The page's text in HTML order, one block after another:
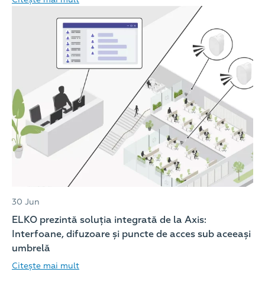
30 Jun
ELKO prezintă soluția integrată de la Axis:
Interfoane, difuzoare și puncte de acces sub aceeași
umbrelă
Citește mai mult